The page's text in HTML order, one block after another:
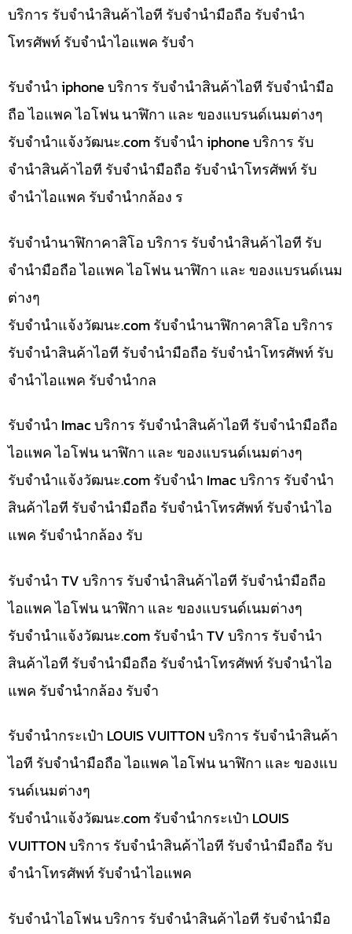
บริการ รับจำนำสินค้าไอที รับจำนำมือถือ รับจำนำ
โทรศัพท์ รับจำนำไอแพค รับจำ
รับจำนำ iphone บริการ รับจำนำสินค้าไอที รับจำนำมือ
ถือ ไอแพค ไอโฟน นาฬิกา และ ของแบรนด์เนมต่างๆ
รับจํานําแจ้งวัฒนะ.com รับจำนำ iphone บริการ รับ
จำนำสินค้าไอที รับจำนำมือถือ รับจำนำโทรศัพท์ รับ
จำนำไอแพค รับจำนำกล้อง ร
รับจำนำนาฬิกาคาสิโอ บริการ รับจำนำสินค้าไอที รับ
จำนำมือถือ ไอแพค ไอโฟน นาฬิกา และ ของแบรนด์เนม
ต่างๆ
รับจํานําแจ้งวัฒนะ.com รับจำนำนาฬิกาคาสิโอ บริการ
รับจำนำสินค้าไอที รับจำนำมือถือ รับจำนำโทรศัพท์ รับ
จำนำไอแพค รับจำนำกล
รับจำนำ Imac บริการ รับจำนำสินค้าไอที รับจำนำมือถือ
ไอแพค ไอโฟน นาฬิกา และ ของแบรนด์เนมต่างๆ
รับจํานําแจ้งวัฒนะ.com รับจำนำ Imac บริการ รับจำนำ
สินค้าไอที รับจำนำมือถือ รับจำนำโทรศัพท์ รับจำนำไอ
แพค รับจำนำกล้อง รับ
รับจำนำ TV บริการ รับจำนำสินค้าไอที รับจำนำมือถือ
ไอแพค ไอโฟน นาฬิกา และ ของแบรนด์เนมต่างๆ
รับจํานําแจ้งวัฒนะ.com รับจำนำ TV บริการ รับจำนำ
สินค้าไอที รับจำนำมือถือ รับจำนำโทรศัพท์ รับจำนำไอ
แพค รับจำนำกล้อง รับจำ
รับจำนำกระเป๋า LOUIS VUITTON บริการ รับจำนำสินค้า
ไอที รับจำนำมือถือ ไอแพค ไอโฟน นาฬิกา และ ของแบ
รนด์เนมต่างๆ
รับจํานําแจ้งวัฒนะ.com รับจำนำกระเป๋า LOUIS
VUITTON บริการ รับจำนำสินค้าไอที รับจำนำมือถือ รับ
จำนำโทรศัพท์ รับจำนำไอแพค
รับจำนำไอโฟน บริการ รับจำนำสินค้าไอที รับจำนำมือ